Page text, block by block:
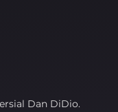
Dan DiDio.